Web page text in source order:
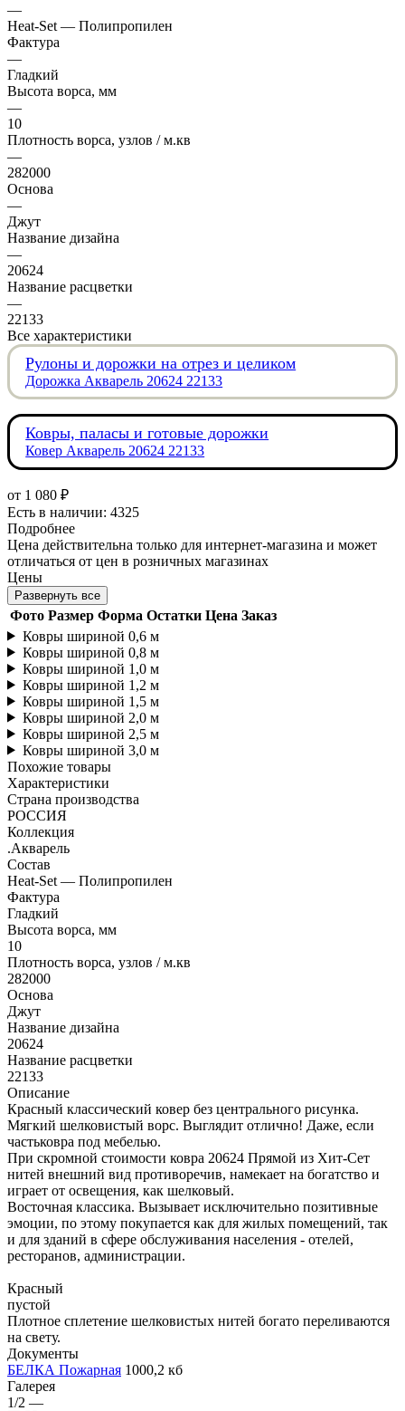
—
Heat-Set — Полипропилен
Фактура
—
Гладкий
Высота ворса, мм
—
10
Плотность ворса, узлов / м.кв
—
282000
Основа
—
Джут
Название дизайна
—
20624
Название расцветки
—
22133
Все характеристики
Рулоны и дорожки на отрез и целиком
Дорожка Акварель 20624 22133
Ковры, паласы и готовые дорожки
Ковер Акварель 20624 22133
от 1 080 ₽
Есть в наличии: 4325
Подробнее
Цена действительна только для интернет-магазина и может
отличаться от цен в розничных магазинах
Цены
Развернуть все
Фото Размер Форма Остатки Цена Заказ
Ковры шириной 0,6 м
Ковры шириной 0,8 м
Ковры шириной 1,0 м
Ковры шириной 1,2 м
Ковры шириной 1,5 м
Ковры шириной 2,0 м
Ковры шириной 2,5 м
Ковры шириной 3,0 м
Похожие товары
Характеристики
Страна производства
РОССИЯ
Коллекция
.Акварель
Состав
Heat-Set — Полипропилен
Фактура
Гладкий
Высота ворса, мм
10
Плотность ворса, узлов / м.кв
282000
Основа
Джут
Название дизайна
20624
Название расцветки
22133
Описание
Красный классический ковер без центрального рисунка.
Мягкий шелковистый ворс. Выглядит отлично! Даже, если
частьковра под мебелью.
При скромной стоимости ковра 20624 Прямой из Хит-Сет
нитей внешний вид противоречив, намекает на богатство и
играет от освещения, как шелковый.
Восточная классика. Вызывает исключительно позитивные
эмоции, по этому покупается как для жилых помещений, так
и для зданий в сфере обслуживания населения - отелей,
ресторанов, администрации.
Красный
пустой
Плотное сплетение шелковистых нитей богато переливаются
на свету.
Документы
БЕЛКА Пожарная 1000,2 кб
Галерея
1/2 —